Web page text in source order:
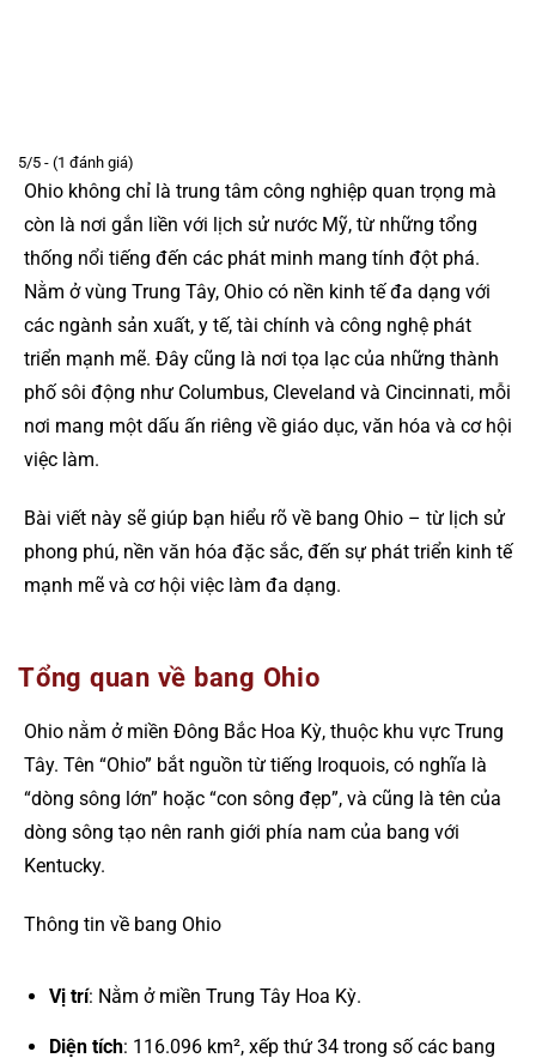
5/5 - (1 đánh giá)
Ohio không chỉ là trung tâm công nghiệp quan trọng mà
còn là nơi gắn liền với lịch sử nước Mỹ, từ những tổng
thống nổi tiếng đến các phát minh mang tính đột phá.
Nằm ở vùng Trung Tây, Ohio có nền kinh tế đa dạng với
các ngành sản xuất, y tế, tài chính và công nghệ phát
triển mạnh mẽ. Đây cũng là nơi tọa lạc của những thành
phố sôi động như Columbus, Cleveland và Cincinnati, mỗi
nơi mang một dấu ấn riêng về giáo dục, văn hóa và cơ hội
việc làm.
Bài viết này sẽ giúp bạn hiểu rõ về bang Ohio – từ lịch sử
phong phú, nền văn hóa đặc sắc, đến sự phát triển kinh tế
mạnh mẽ và cơ hội việc làm đa dạng.
Tổng quan về bang Ohio
Ohio nằm ở miền Đông Bắc Hoa Kỳ, thuộc khu vực Trung
Tây. Tên “Ohio” bắt nguồn từ tiếng Iroquois, có nghĩa là
“dòng sông lớn” hoặc “con sông đẹp”, và cũng là tên của
dòng sông tạo nên ranh giới phía nam của bang với
Kentucky.
Thông tin về bang Ohio
Vị trí: Nằm ở miền Trung Tây Hoa Kỳ.
Diện tích: 116.096 km², xếp thứ 34 trong số các bang